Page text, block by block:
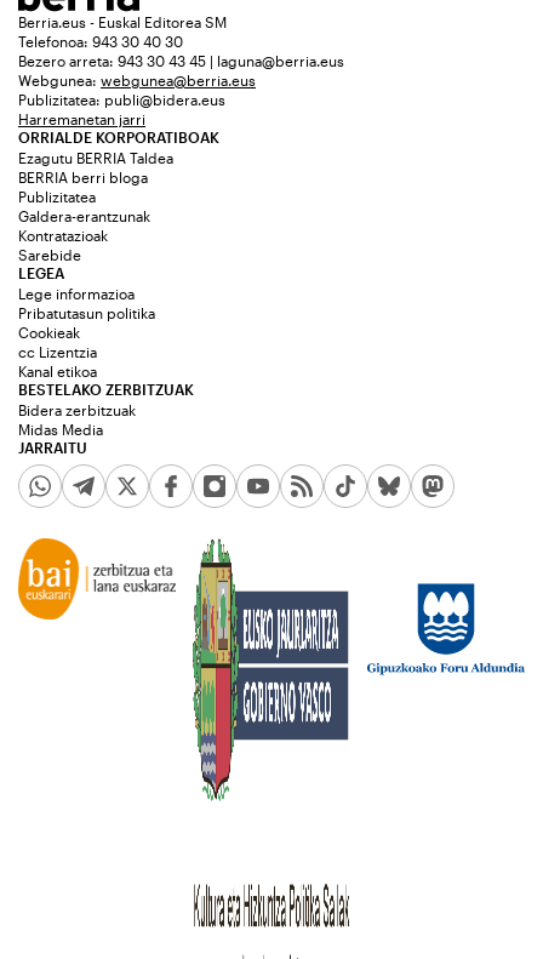
Berria.eus - Euskal Editorea SM
Telefonoa: 943 30 40 30
Bezero arreta: 943 30 43 45 | laguna@berria.eus
Webgunea: webgunea@berria.eus
Publizitatea: publi@bidera.eus
Harremanetan jarri
ORRIALDE KORPORATIBOAK
Ezagutu BERRIA Taldea
BERRIA berri bloga
Publizitatea
Galdera-erantzunak
Kontratazioak
Sarebide
JARRAITU
LEGEA
Lege informazioa
Pribatutasun politika
Cookieak
cc Lizentzia
Kanal etikoa
BESTELAKO ZERBITZUAK
Bidera zerbitzuak
Midas Media